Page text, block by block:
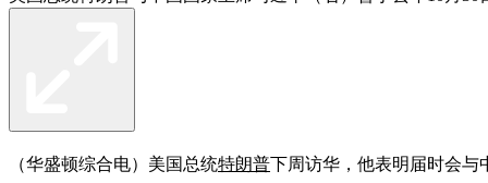
（华盛顿综合电）美国总统特朗普下周访华，他表明届时会与